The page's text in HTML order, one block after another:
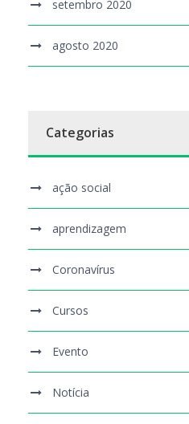
setembro 2020
agosto 2020
Categorias
ação social
aprendizagem
Coronavírus
Cursos
Evento
Notícia